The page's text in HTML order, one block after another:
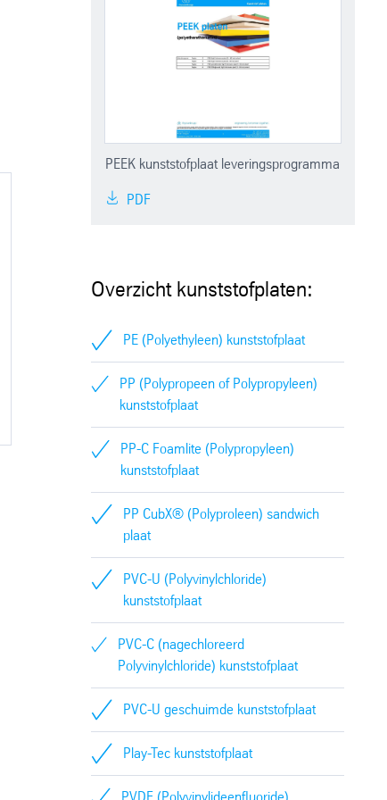
PEEK kunststofplaat leveringsprogramma
PDF
Overzicht kunststofplaten:
PE (Polyethyleen) kunststofplaat
PP (Polypropeen of Polypropyleen)
kunststofplaat
PP-C Foamlite (Polypropyleen)
kunststofplaat
PP CubX® (Polyproleen) sandwich
plaat
PVC-U (Polyvinylchloride)
kunststofplaat
PVC-C (nagechloreerd
Polyvinylchloride) kunststofplaat
PVC-U geschuimde kunststofplaat
Play-Tec kunststofplaat